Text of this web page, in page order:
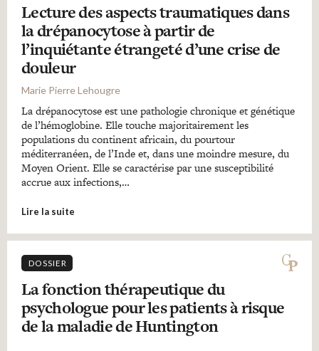
Lecture des aspects traumatiques dans
la drépanocytose à partir de
l’inquiétante étrangeté d’une crise de
douleur
Marie Pierre Lehougre
La drépanocytose est une pathologie chronique et génétique
de l’hémoglobine. Elle touche majoritairement les
populations du continent africain, du pourtour
méditerranéen, de l’Inde et, dans une moindre mesure, du
Moyen Orient. Elle se caractérise par une susceptibilité
accrue aux infections,…
Lire la suite
DOSSIER
La fonction thérapeutique du
psychologue pour les patients à risque
de la maladie de Huntington